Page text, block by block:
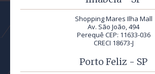
Shopping Mares Ilha Mall
Av. São João, 494
Perequê CEP: 11633-036
CRECI 18673-J
Porto Feliz - SP